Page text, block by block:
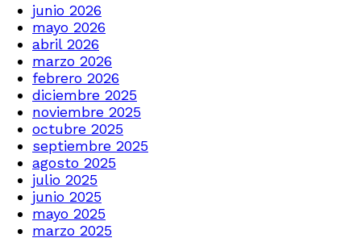
junio 2026
mayo 2026
abril 2026
marzo 2026
febrero 2026
diciembre 2025
noviembre 2025
octubre 2025
septiembre 2025
agosto 2025
julio 2025
junio 2025
mayo 2025
marzo 2025